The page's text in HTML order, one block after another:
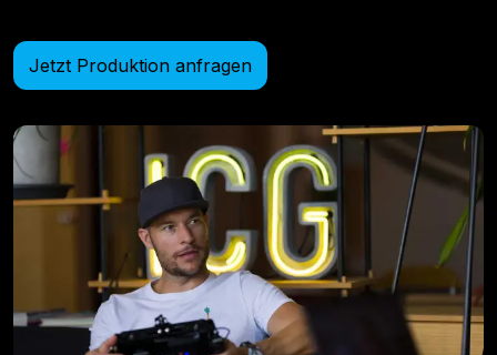
Jetzt Produktion anfragen